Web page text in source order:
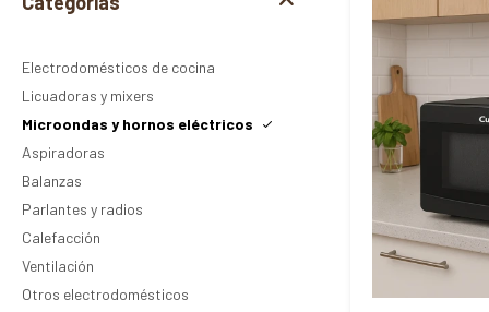
Electrodomésticos de cocina
Licuadoras y mixers
Microondas y hornos eléctricos
Aspiradoras
Balanzas
Parlantes y radios
Calefacción
Ventilación
Otros electrodomésticos